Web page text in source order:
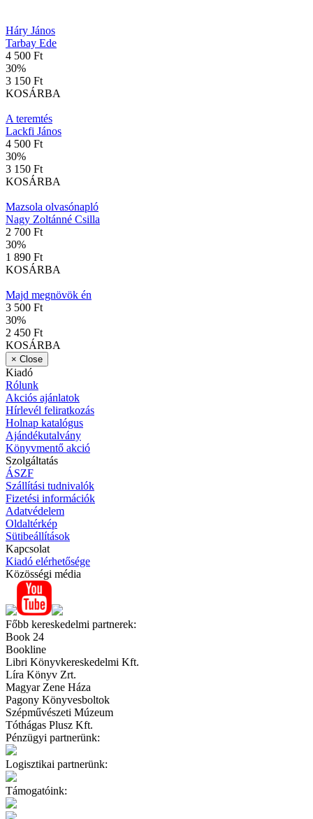
Háry János
Tarbay Ede
4 500 Ft
30%
3 150 Ft
KOSÁRBA
A teremtés
Lackfi János
4 500 Ft
30%
3 150 Ft
KOSÁRBA
Mazsola olvasónapló
Nagy Zoltánné Csilla
2 700 Ft
30%
1 890 Ft
KOSÁRBA
Majd megnövök én
3 500 Ft
30%
2 450 Ft
KOSÁRBA
× Close
Kiadó
Rólunk
Akciós ajánlatok
Hírlevél feliratkozás
Holnap katalógus
Ajándékutalvány
Könyvmentő akció
Szolgáltatás
ÁSZF
Szállítási tudnivalók
Fizetési információk
Adatvédelem
Oldaltérkép
Sütibeállítások
Kapcsolat
Kiadó elérhetősége
Közösségi média
Főbb kereskedelmi partnerek:
Book 24
Bookline
Libri Könyvkereskedelmi Kft.
Líra Könyv Zrt.
Magyar Zene Háza
Pagony Könyvesboltok
Szépművészeti Múzeum
Tóthágas Plusz Kft.
Pénzügyi partnerünk:
Logisztikai partnerünk:
Támogatóink: